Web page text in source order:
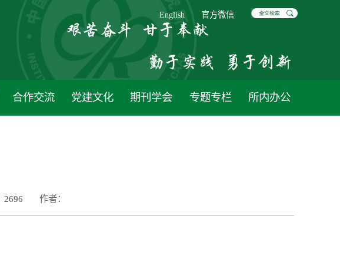
English 官方微信
合作交流 党建文化 期刊学会 专题专栏 所内办公
2696 作者：